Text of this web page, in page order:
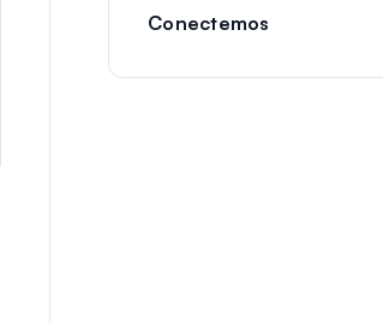
t
ó
Conectemos